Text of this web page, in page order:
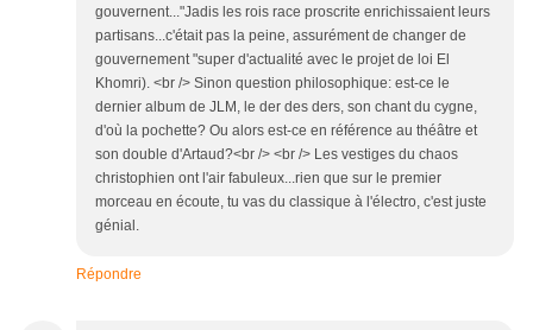
gouvernent..."Jadis les rois race proscrite enrichissaient leurs
partisans...c'était pas la peine, assurément de changer de
gouvernement "super d'actualité avec le projet de loi El
Khomri). <br /> Sinon question philosophique: est-ce le
dernier album de JLM, le der des ders, son chant du cygne,
d'où la pochette? Ou alors est-ce en référence au théâtre et
son double d'Artaud?<br /> <br /> Les vestiges du chaos
christophien ont l'air fabuleux...rien que sur le premier
morceau en écoute, tu vas du classique à l'électro, c'est juste
génial.
Répondre